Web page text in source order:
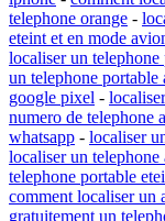
telephone orange -
eteint et en mode
localiser un
un telephone portable
google pixel -
numero de telephone
whatsapp - localiser
localiser un
telephone portable
comment localiser un
gratuitement un